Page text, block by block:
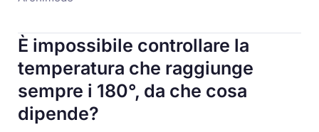
È impossibile controllare la
temperatura che raggiunge
sempre i 180°, da che cosa
dipende?